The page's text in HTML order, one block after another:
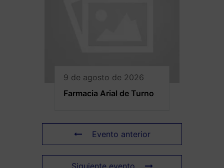
9 de agosto de 2026
Farmacia Arial de Turno
Evento anterior
Siguiente evento